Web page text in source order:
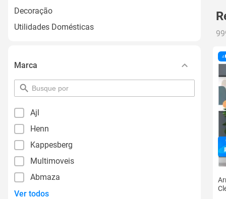
Decoração
Utilidades Domésticas
Marca
pesquisar
por
Ajl
Henn
Kappesberg
Multimoveis
Abmaza
Ver todos